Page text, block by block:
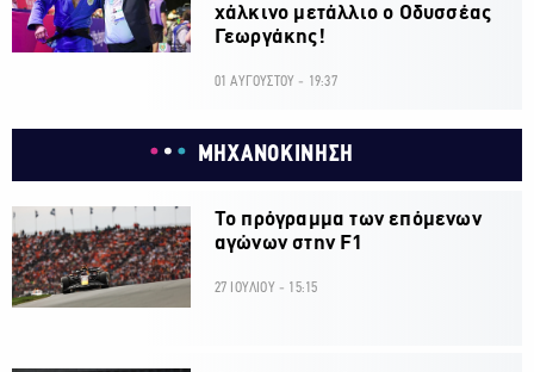
χάλκινο μετάλλιο ο Οδυσσέας
Γεωργάκης!
01 ΑΥΓΟΥΣΤΟΥ - 19:37
ΜΗΧΑΝΟΚΙΝΗΣΗ
Το πρόγραμμα των επόμενων
αγώνων στην F1
27 ΙΟΥΛΙΟΥ - 15:15